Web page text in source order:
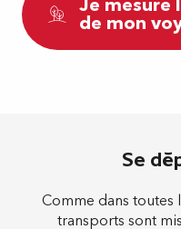
de mon
Se
Comme dans toutes
transports sont